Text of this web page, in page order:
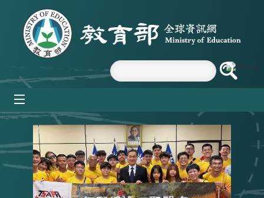
跳到主要內容區塊
:::